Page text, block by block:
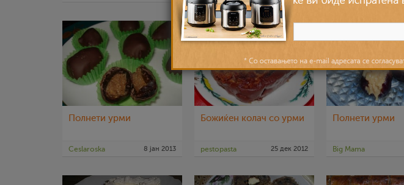
Полнети урми
Ceslaroska 8 јан 2013
Божиќен колач со урми
pestopasta 25 дек 2012
Полнети урми
Big Mama